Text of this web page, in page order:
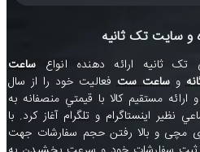
و سایت تک ثانیه
ثانيه ارائه دهنده انواع ساعت
و ساعت ستفعاليت خود را از سال
ارائه مستقيم کالا با قيمتي منصفانه به
نظير اينستاگرام و تلگرام آغاز کرد. با
مچی و بالا رفتن حجم سفارشات جهت